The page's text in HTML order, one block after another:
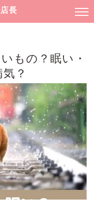
長
もの？眠い・
？